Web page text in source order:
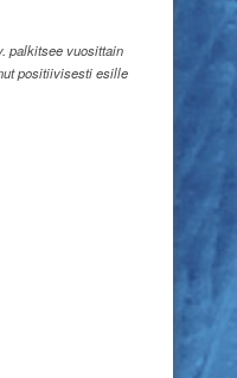
palkitsee vuosittain
positiivisesti esille